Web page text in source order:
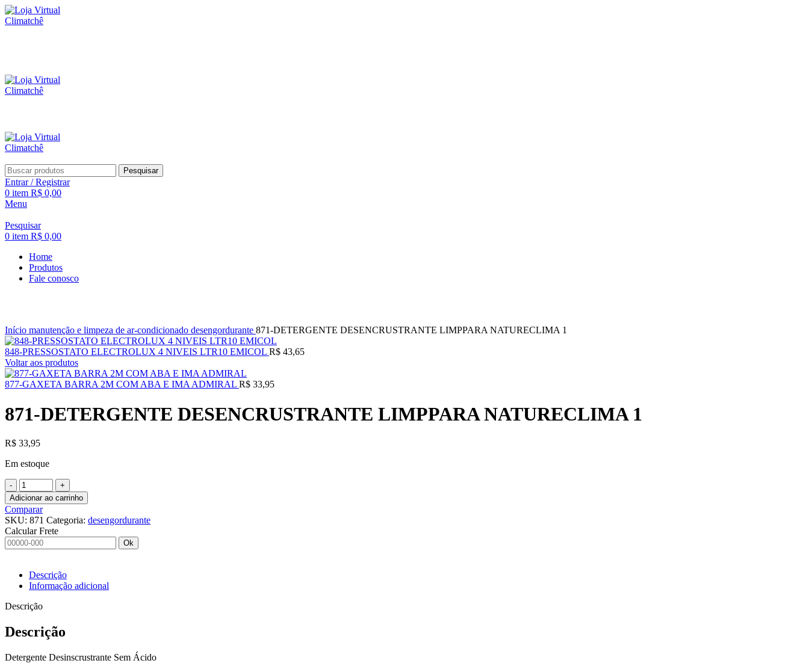
Pesquisar
Entrar / Registrar
0 item R$ 0,00
Menu
Pesquisar
0 item R$ 0,00
Home
Produtos
Fale conosco
Início manutenção e limpeza de ar-condicionado desengordurante 871-DETERGENTE DESENCRUSTRANTE LIMPPARA NATURECLIMA 1
848-PRESSOSTATO ELECTROLUX 4 NIVEIS LTR10 EMICOL R$ 43,65
Voltar aos produtos
877-GAXETA BARRA 2M COM ABA E IMA ADMIRAL R$ 33,95
871-DETERGENTE DESENCRUSTRANTE LIMPPARA NATURECLIMA 1
R$ 33,95
Em estoque
871-
DETERGENTE
DESENCRUSTRANTE
LIMPPARA
NATURECLIMA
1
quantidade
Adicionar ao carrinho
Comparar
SKU: 871 Categoria: desengordurante
Calcular Frete
Ok
Descrição
Informação adicional
Descrição
Descrição
Detergente Desinscrustrante Sem Ácido